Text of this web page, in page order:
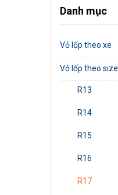
Danh mục
Vỏ lốp theo xe
Vỏ lốp theo size
R13
R14
R15
R16
R17